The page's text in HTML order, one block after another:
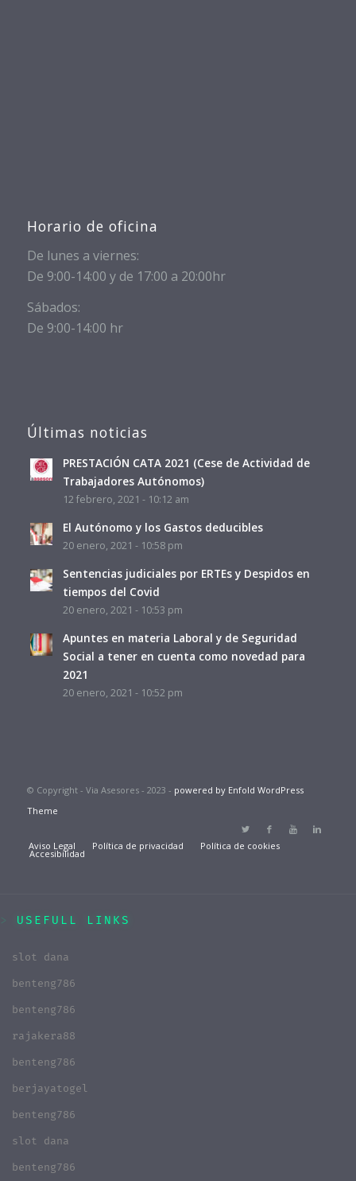
Horario de oficina
De lunes a viernes:
De 9:00-14:00 y de 17:00 a 20:00hr
Sábados:
De 9:00-14:00 hr
Últimas noticias
PRESTACIÓN CATA 2021 (Cese de Actividad de
Trabajadores Autónomos)
12 febrero, 2021 - 10:12 am
El Autónomo y los Gastos deducibles
20 enero, 2021 - 10:58 pm
Sentencias judiciales por ERTEs y Despidos en
tiempos del Covid
20 enero, 2021 - 10:53 pm
Apuntes en materia Laboral y de Seguridad
Social a tener en cuenta como novedad para
2021
20 enero, 2021 - 10:52 pm
© Copyright - Via Asesores - 2023 - powered by Enfold WordPress
Theme
Aviso Legal Política de privacidad Política de cookies
Accesibilidad
USEFULL LINKS
slot dana
benteng786
benteng786
rajakera88
benteng786
berjayatogel
benteng786
slot dana
benteng786